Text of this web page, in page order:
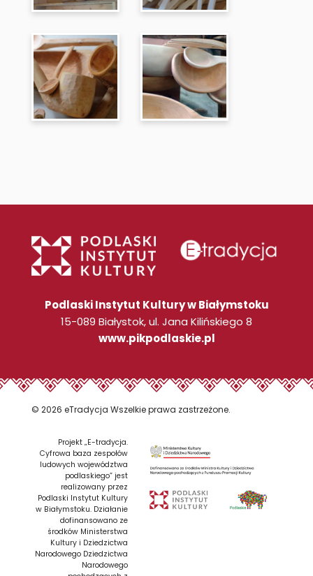
Podlaski Instytut Kultury w Białymstoku
15-089 Białystok, ul. Jana Kilińskiego 8
www.pikpodlaskie.pl
© 2026 eTradycja Wszelkie prawa zastrzeżone.
Projekt „E-tradycja.
Cyfrowa baza zespołów
ludowych województwa
podlaskiego” jest
realizowany przez
Podlaski Instytut Kultury
w Białymstoku. Działanie
dofinansowano ze
środków Ministerstwa
Kultury i Dziedzictwa
Narodowego Dziedzictwa
Narodowego